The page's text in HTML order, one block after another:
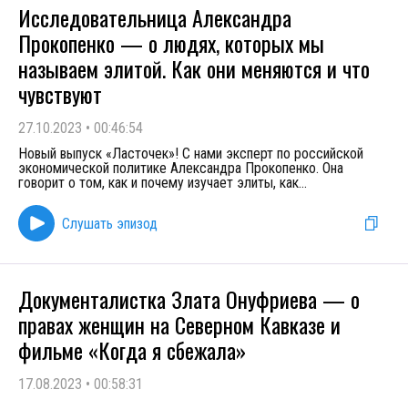
Исследовательница Александра
Прокопенко — о людях, которых мы
называем элитой. Как они меняются и что
чувствуют
27.10.2023 • 00:46:54
Новый выпуск «Ласточек»! С нами эксперт по российской
экономической политике Александра Прокопенко. Она
говорит о том, как и почему изучает элиты, как...
Слушать эпизод
Документалистка Злата Онуфриева — о
правах женщин на Северном Кавказе и
фильме «Когда я сбежала»
17.08.2023 • 00:58:31